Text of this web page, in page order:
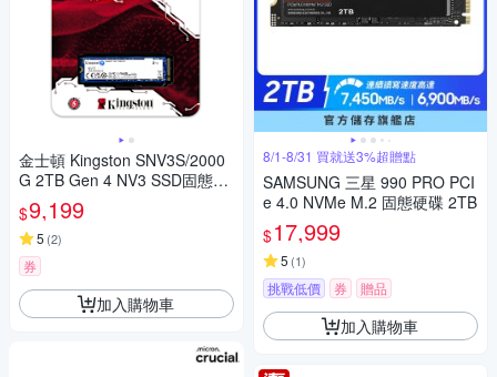
金士頓 Kingston SNV3S/2000
G 2TB Gen 4 NV3 SSD固態硬
碟
$9,199
5 (2)
券
加入購物車
8/1-8/31 買就送3%超贈點
SAMSUNG 三星 990 PRO PCI
e 4.0 NVMe M.2 固態硬碟 2TB
$17,999
5 (1)
挑戰低價 券 贈品
加入購物車